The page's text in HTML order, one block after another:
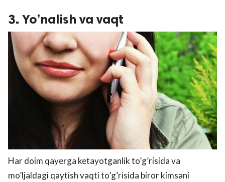
3. Yo’nalish va vaqt
Har doim qayerga ketayotganlik to’g’risida va
mo’ljaldagi qaytish vaqti to’g’risida biror kimsani